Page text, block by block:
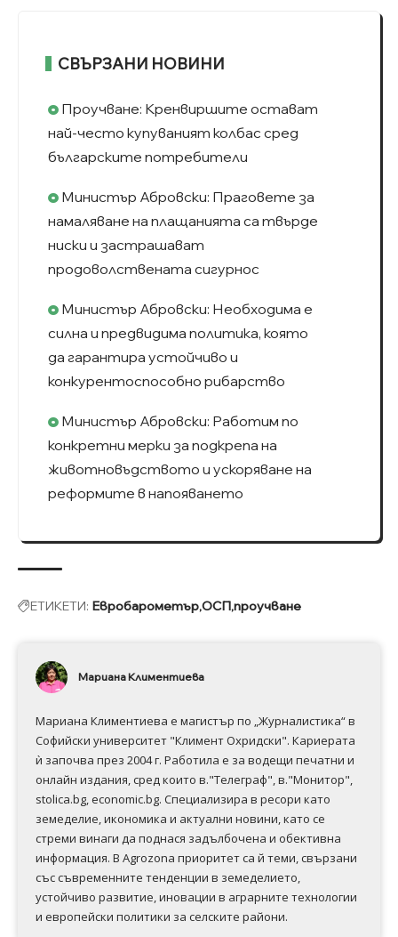
СВЪРЗАНИ НОВИНИ
Проучване: Кренвиршите остават
най-често купуваният колбас сред
българските потребители
Министър Абровски: Праговете за
намаляване на плащанията са твърде
ниски и застрашават
продоволствената сигурнос
Министър Абровски: Необходима е
силна и предвидима политика, която
да гарантира устойчиво и
конкурентоспособно рибарство
Министър Абровски: Работим по
конкретни мерки за подкрепа на
животновъдството и ускоряване на
реформите в напояването
ЕТИКЕТИ: ЕвробарометърОСПпроучване
Мариана Климентиева
Мариана Климентиева е магистър по „Журналистика“ в
Софийски университет "Климент Охридски". Кариерата
ѝ започва през 2004 г. Работила е за водещи печатни и
онлайн издания, сред които в."Телеграф", в."Монитор",
stolica.bg, economic.bg. Специализира в ресори като
земеделие, икономика и актуални новини, като се
стреми винаги да поднася задълбочена и обективна
информация. В Аgrozona приоритет са й теми, свързани
със съвременните тенденции в земеделието,
устойчиво развитие, иновации в аграрните технологии
и европейски политики за селските райони.